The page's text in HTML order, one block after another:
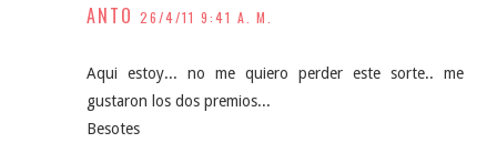
ANTO 26/4/11 9:41 A. M.
Aqui estoy... no me quiero perder este sorte.. me
gustaron los dos premios...
Besotes